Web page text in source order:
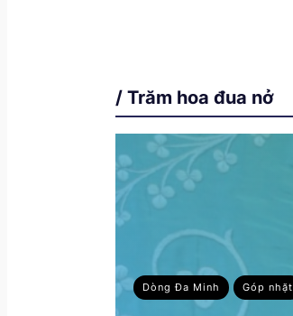
/ Trăm hoa đua nở
Dòng Đa Minh Góp nhặt